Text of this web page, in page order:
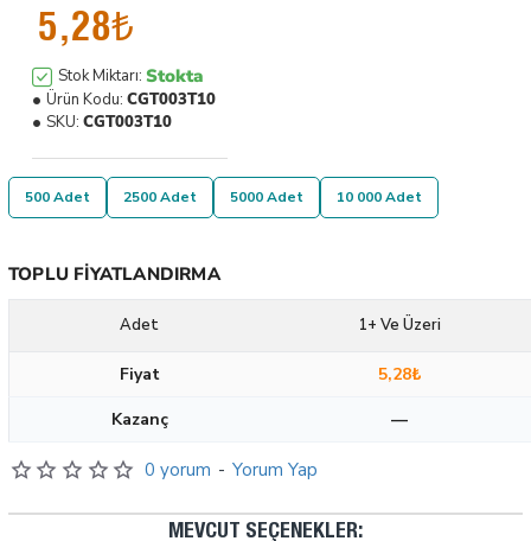
0 yorum - Yorum Yap
5,28₺
Stok Miktarı: Stokta
Ürün Kodu: CGT003T10
SKU: CGT003T10
500 Adet 2500 Adet 5000 Adet 10 000 Adet
MEVCUT SEÇENEKLER:
TOPLU FIYATLANDIRMA
Adet 1+ Ve Üzeri
Fiyat
5,28₺
Kazanç
—